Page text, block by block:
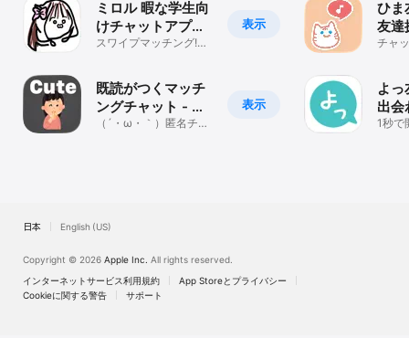
表示
ミロル 暇な学生向
けチャットアプリ
- ネッ友友達探し
スワイプマッチング!高
表示
既読がつくマッチ
ングチャット - き
ゅーととーく
（´・ω・｀）匿名チャ
ひま
友達
SNS
チャ
よ
出会
ット
1秒で
日本 English (US)
Copyright © 2026 Apple Inc. All rights reserved.
インターネットサービス利用規約
App Storeとプライバシー
Cookieに関する警告
サポート